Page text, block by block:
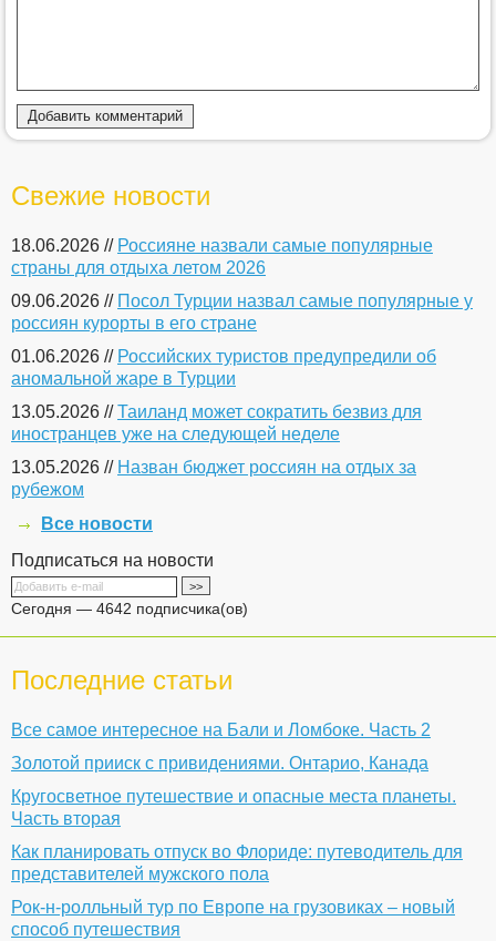
Свежие новости
18.06.2026 // Россияне назвали самые популярные
страны для отдыха летом 2026
09.06.2026 // Посол Турции назвал самые популярные у
россиян курорты в его стране
01.06.2026 // Российских туристов предупредили об
аномальной жаре в Турции
13.05.2026 //Таиланд может сократить безвиз для
иностранцев уже на следующей неделе
13.05.2026 // Назван бюджет россиян на отдых за
рубежом
Все новости
Подписаться на новости
Сегодня — 4642 подписчика(ов)
Последние статьи
Все самое интересное на Бали и Ломбоке. Часть 2
Золотой прииск с привидениями. Онтарио, Канада
Кругосветное путешествие и опасные места планеты.
Часть вторая
Как планировать отпуск во Флориде: путеводитель для
представителей мужского пола
Рок-н-ролльный тур по Европе на грузовиках – новый
способ путешествия